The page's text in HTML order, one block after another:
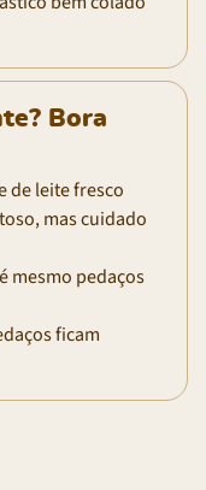
Bora
de leite fresco
mas cuidado
mesmo pedaços
ficam